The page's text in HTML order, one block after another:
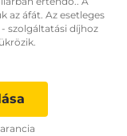
az áfát. Az esetleges
szolgáltatási díjhoz